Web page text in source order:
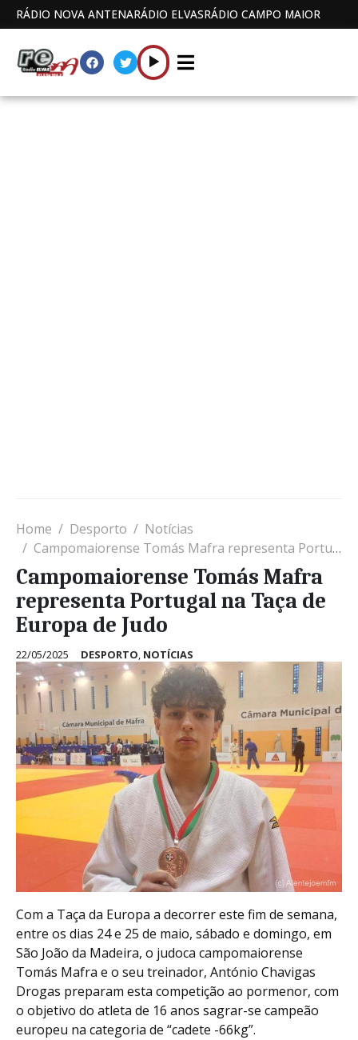
RÁDIO NOVA ANTENARÁDIO ELVASRÁDIO CAMPO MAIOR
Home Desporto
Notícias
Campomaiorense Tomás Mafra representa Portugal na Taça de Europa de Judo
Campomaiorense Tomás Mafra
representa Portugal na Taça de
Europa de Judo
22/05/2025 DESPORTO, NOTÍCIAS
Com a Taça da Europa a decorrer este fim de semana,
entre os dias 24 e 25 de maio, sábado e domingo, em
São João da Madeira, o judoca campomaiorense
Tomás Mafra e o seu treinador, António Chavigas
Drogas preparam esta competição ao pormenor, com
o objetivo do atleta de 16 anos sagrar-se campeão
europeu na categoria de “cadete -66kg”.